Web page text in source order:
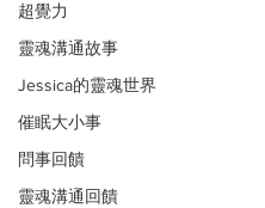
超覺力
靈魂溝通故事
Jessica的靈魂世界
催眠大小事
問事回饋
靈魂溝通回饋